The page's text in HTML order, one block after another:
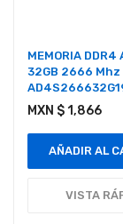
MEMORIA DDR4
32GB 2666 Mhz
MXN $ 1,866
AÑADIR AL
VISTA